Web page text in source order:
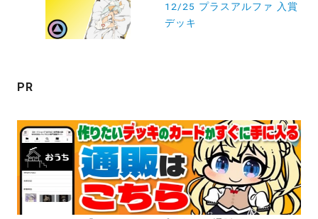
ン
12/25 プラスアルファ 入賞
デッキ
PR